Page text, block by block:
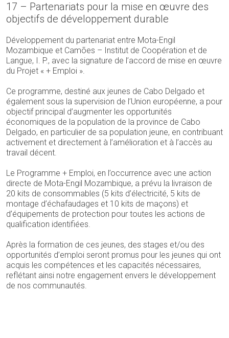
17 – Partenariats pour la mise en œuvre des
objectifs de développement durable
Développement du partenariat entre Mota-Engil
Mozambique et Camões – Institut de Coopération et de
Langue, I. P., avec la signature de l’accord de mise en œuvre
du Projet « + Emploi ».
Ce programme, destiné aux jeunes de Cabo Delgado et
également sous la supervision de l’Union européenne, a pour
objectif principal d’augmenter les opportunités
économiques de la population de la province de Cabo
Delgado, en particulier de sa population jeune, en contribuant
activement et directement à l’amélioration et à l’accès au
travail décent.
Le Programme + Emploi, en l’occurrence avec une action
directe de Mota-Engil Mozambique, a prévu la livraison de
20 kits de consommables (5 kits d’électricité, 5 kits de
montage d’échafaudages et 10 kits de maçons) et
d’équipements de protection pour toutes les actions de
qualification identifiées.
Après la formation de ces jeunes, des stages et/ou des
opportunités d’emploi seront promus pour les jeunes qui ont
acquis les compétences et les capacités nécessaires,
reflétant ainsi notre engagement envers le développement
de nos communautés.